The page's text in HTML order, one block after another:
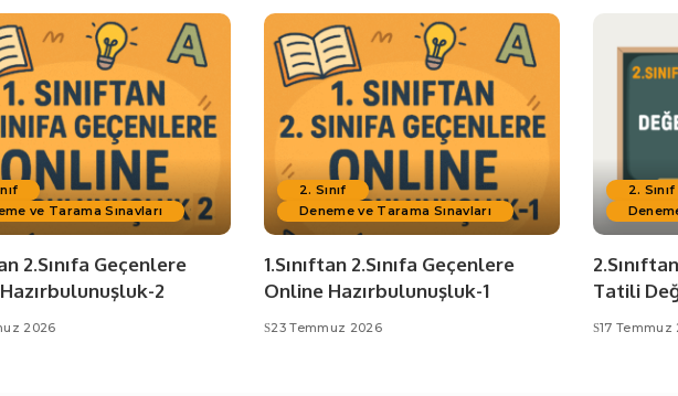
ve Tarama Sınavları
2.Sınıfa Geçenlere
2
2026
2. Sınıf
Deneme ve Tarama Sınavları
1.Sınıftan 2.Sınıfa Geçenlere
Online Hazırbulunuşluk-1
23 Temmuz 2026
2. Sınıf
Tatili
17 Temmuz